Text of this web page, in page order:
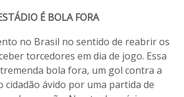
É BOLA FORA
no Brasil no sentido de reabrir os
torcedores em dia de jogo. Essa
bola fora, um gol contra a
cidadão ávido por uma partida de